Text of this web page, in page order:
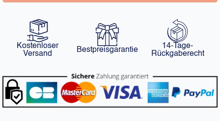
Kostenloser
Versand
Bestpreisgarantie
14-Tage-
Rückgaberecht